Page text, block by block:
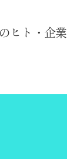
ヒト・企業